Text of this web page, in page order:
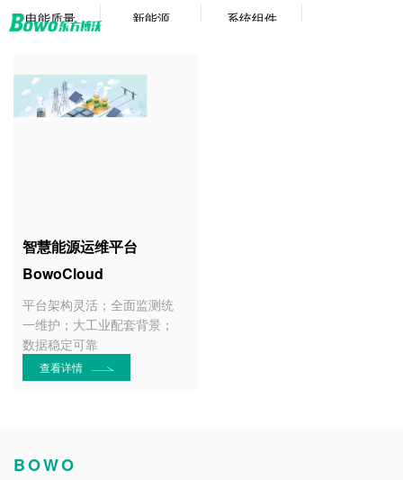
电能质量 新能源 系统组件
智慧能源运维平台
BowoCloud
平台架构灵活；全面监测统
一维护；大工业配套背景；
数据稳定可靠
查看详情
BOWO